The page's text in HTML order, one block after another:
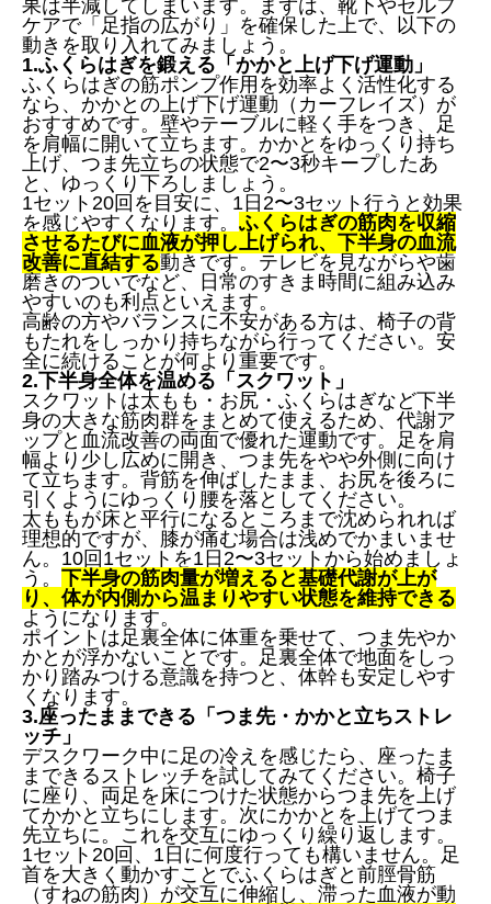
果は半減してしまいます。まずは、靴下やセルフ
ケアで「足指の広がり」を確保した上で、以下の
動きを取り入れてみましょう。
1.ふくらはぎを鍛える「かかと上げ下げ運動」
ふくらはぎの筋ポンプ作用を効率よく活性化する
なら、かかとの上げ下げ運動（カーフレイズ）が
おすすめです。壁やテーブルに軽く手をつき、足
を肩幅に開いて立ちます。かかとをゆっくり持ち
上げ、つま先立ちの状態で2〜3秒キープしたあ
と、ゆっくり下ろしましょう。
1セット20回を目安に、1日2〜3セット行うと効果
を感じやすくなります。 ふくらはぎの筋肉を収縮
させるたびに血液が押し上げられ、下半身の血流
改善に直結する動きです。テレビを見ながらや歯
磨きのついでなど、日常のすきま時間に組み込み
やすいのも利点といえます。
高齢の方やバランスに不安がある方は、椅子の背
もたれをしっかり持ちながら行ってください。安
全に続けることが何より重要です。
2.下半身全体を温める「スクワット」
スクワットは太もも・お尻・ふくらはぎなど下半
身の大きな筋肉群をまとめて使えるため、代謝ア
ップと血流改善の両面で優れた運動です。足を肩
幅より少し広めに開き、つま先をやや外側に向け
て立ちます。背筋を伸ばしたまま、お尻を後ろに
引くようにゆっくり腰を落としてください。
太ももが床と平行になるところまで沈められれば
理想的ですが、膝が痛む場合は浅めでかまいませ
ん。10回1セットを1日2〜3セットから始めましょ
う。 下半身の筋肉量が増えると基礎代謝が上が
り、体が内側から温まりやすい状態を維持できる
ようになります。
ポイントは足裏全体に体重を乗せて、つま先やか
かとが浮かないことです。足裏全体で地面をしっ
かり踏みつける意識を持つと、体幹も安定しやす
くなります。
3.座ったままできる「つま先・かかと立ちストレ
ッチ」
デスクワーク中に足の冷えを感じたら、座ったま
まできるストレッチを試してみてください。椅子
に座り、両足を床につけた状態からつま先を上げ
てかかと立ちにします。次にかかとを上げてつま
先立ちに。これを交互にゆっくり繰り返します。
1セット20回、1日に何度行っても構いません。足
首を大きく動かすことでふくらはぎと前脛骨筋
（すねの筋肉）が交互に伸縮し、滞った血液が動